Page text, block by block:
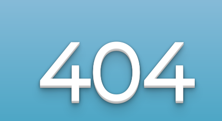
404